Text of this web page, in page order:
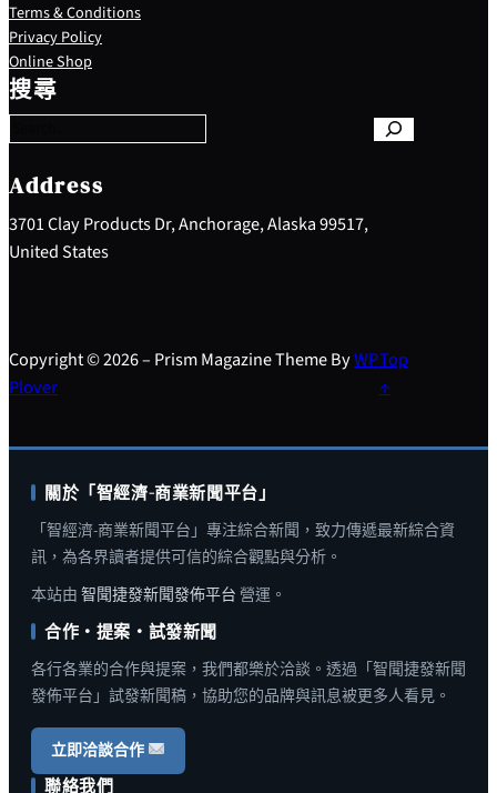
Terms & Conditions
Privacy Policy
Online Shop
搜尋
S
e
a
c
h
Address
3701 Clay Products Dr, Anchorage, Alaska 99517,
United States
Copyright © 2026 – Prism Magazine Theme ByWP
Plover
Top
↑
關於「智經濟-商業新聞平台」
「智經濟-商業新聞平台」專注綜合新聞，致力傳遞最新綜合資
訊，為各界讀者提供可信的綜合觀點與分析。
本站由 智聞捷發新聞發佈平台 營運。
合作・提案・試發新聞
各行各業的合作與提案，我們都樂於洽談。透過「智聞捷發新聞
發佈平台」試發新聞稿，協助您的品牌與訊息被更多人看見。
立即洽談合作
聯絡我們